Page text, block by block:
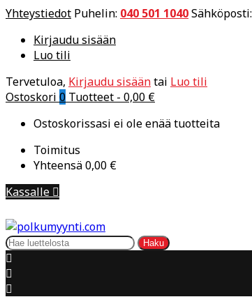
Yhteystiedot Puhelin: 040 501 1040Sähköposti:
Kirjaudu sisään
Luo tili
Tervetuloa, Kirjaudu sisääntai Luo tili
Ostoskori 0 Tuotteet - 0,00 €
Ostoskorissasi ei ole enää tuotteita
Toimitus
Yhteensä0,00 €
Kassalle 
Haku


